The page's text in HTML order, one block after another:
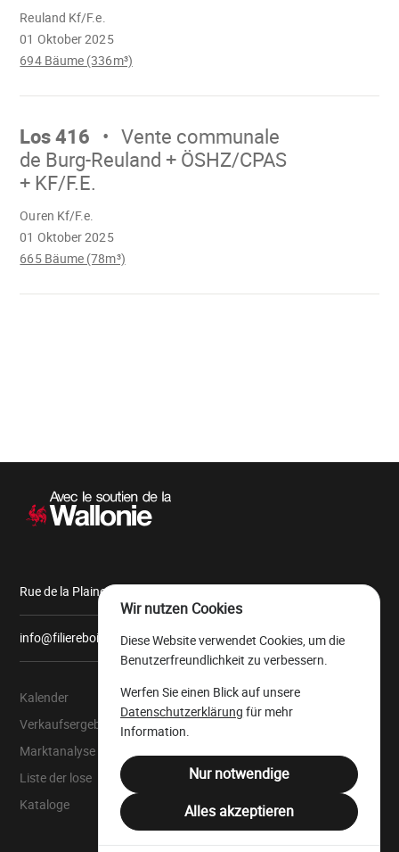
01 Oktober 2025
Reuland Kf/F.e.
694 Bäume (336m³)
Mach
Los 416
Vente communale
de Burg-Reuland + ÖSHZ/CPAS
+ KF/F.E.
01 Oktober 2025
Ouren Kf/F.e.
665 Bäume (78m³)
Sekundärnavigation
Rue de la Plaine, 9 6900 Marche-en-Famenne
info@filiereboiswallonie.be
Kalender
Verkaufsergebnisse
Marktanalyse
Liste der lose
Kataloge
Über uns
Der wallonische
Rechtliche Ressourcen
Filière Bois Wallonie
Wir nutzen Cookies
Diese Website verwendet Cookies, um die
Benutzerfreundlichkeit zu verbessern.
Werfen Sie einen Blick auf unsere
Datenschutzerklärung für mehr
Information.
Nur notwendige
Alles akzeptieren